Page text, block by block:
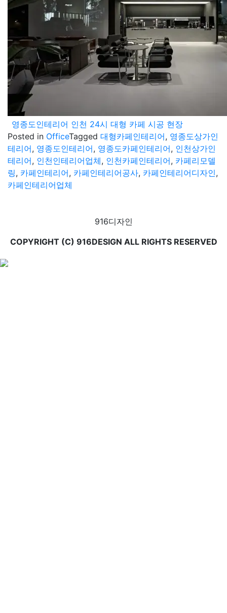
영종도인테리어 인천 24시 대형 카페 시공 현장
Posted in OfficeTagged 대형카페인테리어, 영종도상가인
테리어, 영종도인테리어, 영종도카페인테리어, 인천상가인
테리어, 인천인테리어업체, 인천카페인테리어, 카페리모델
링, 카페인테리어, 카페인테리어공사, 카페인테리어디자인,
카페인테리어업체
916디자인
COPYRIGHT (C) 916DESIGN ALL RIGHTS RESERVED